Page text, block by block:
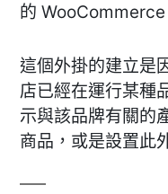
的 WooCommerce
這個外掛的建立是
店已經在運行某種
示與該品牌有關的
商品，或是設置此